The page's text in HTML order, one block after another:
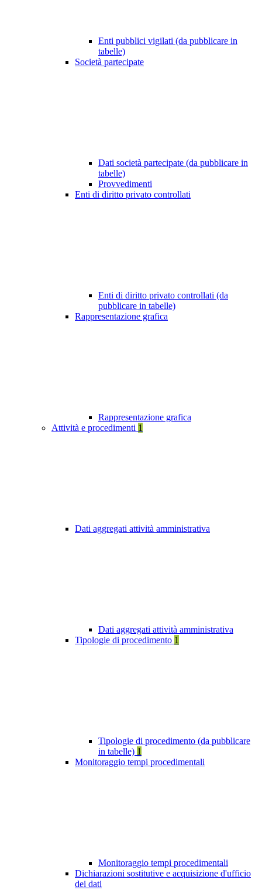
Enti pubblici vigilati (da pubblicare in
tabelle)
Società partecipate
Dati società partecipate (da pubblicare in
tabelle)
Provvedimenti
Enti di diritto privato controllati
Enti di diritto privato controllati (da
pubblicare in tabelle)
Rappresentazione grafica
Rappresentazione grafica
Attività e procedimenti 1
Dati aggregati attività amministrativa
Dati aggregati attività amministrativa
Tipologie di procedimento 1
Tipologie di procedimento (da pubblicare
in tabelle) 1
Monitoraggio tempi procedimentali
Monitoraggio tempi procedimentali
Dichiarazioni sostitutive e acquisizione d'ufficio
dei dati